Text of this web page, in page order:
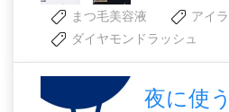
まつ毛美容液
アイ
ダイヤモンドラッシュ
夜に使